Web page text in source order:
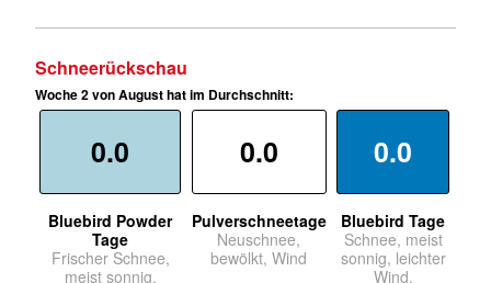
Schneerückschau
Woche 2 von August hat im Durchschnitt:
0.0
Bluebird Powder
Tage
Frischer Schnee,
meist sonnig,
0.0
Pulverschneetage
Neuschnee,
bewölkt, Wind
0.0
Bluebird Tage
Schnee, meist
sonnig, leichter
Wind.